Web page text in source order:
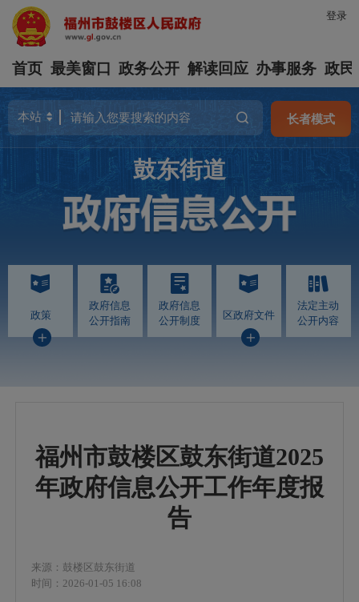
登录
首页 最美窗口 政务公开 解读回应 办事服务 政民
长者模式
鼓东街道
政策
政府信息
公开指南
政府信息
公开制度
区政府文件
法定主动
公开内容
福州市鼓楼区鼓东街道2025
年政府信息公开工作年度报
告
来源：鼓楼区鼓东街道
时间：2026-01-05 16:08